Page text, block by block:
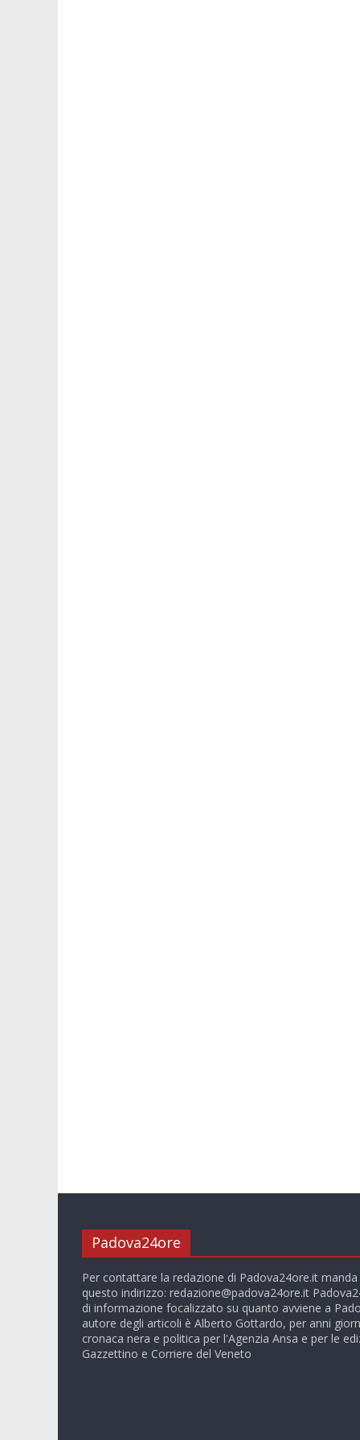
Padova24ore
Per contattare la redazione di Padova24ore.it
questo indirizzo: redazione@padova24ore.it
di informazione focalizzato su quanto avviene a
autore degli articoli è Alberto Gottardo, per anni
cronaca nera e politica per l'Agenzia Ansa e per le
Gazzettino e Corriere del Veneto